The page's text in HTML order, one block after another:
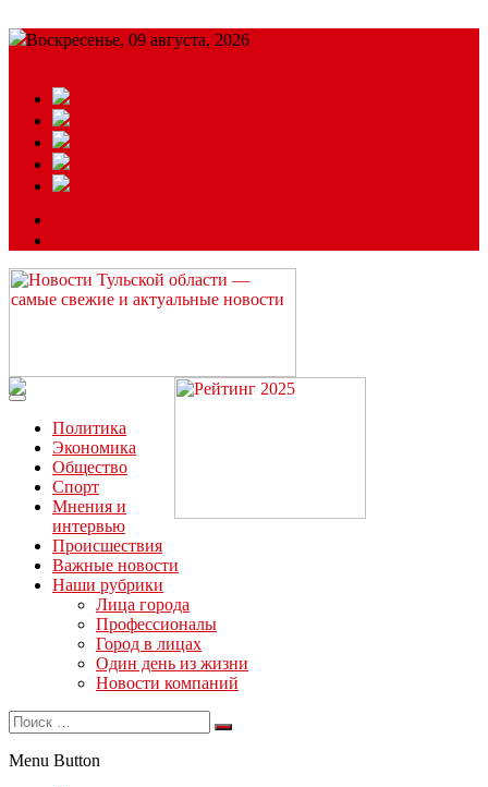
Воскресенье, 09 августа, 2026
Читайте последние новости дня в Тульской области на сайте
“ЗаНовомосковск”
Политика
Экономика
Общество
Спорт
Мнения и
интервью
Происшествия
Важные новости
Наши рубрики
Лица города
Профессионалы
Город в лицах
Один день из жизни
Новости компаний
Menu Button